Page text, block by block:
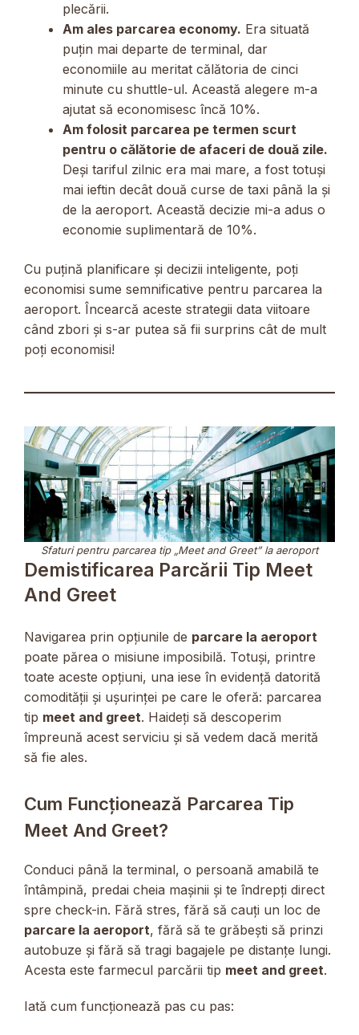
plecării.
Am ales parcarea economy. Era situată
puțin mai departe de terminal, dar
economiile au meritat călătoria de cinci
minute cu shuttle-ul. Această alegere m-a
ajutat să economisesc încă 10%.
Am folosit parcarea pe termen scurt
pentru o călătorie de afaceri de două zile.
Deși tariful zilnic era mai mare, a fost totuși
mai ieftin decât două curse de taxi până la și
de la aeroport. Această decizie mi-a adus o
economie suplimentară de 10%.
Cu puțină planificare și decizii inteligente, poți
economisi sume semnificative pentru parcarea la
aeroport. Încearcă aceste strategii data viitoare
când zbori și s-ar putea să fii surprins cât de mult
poți economisi!
Sfaturi pentru parcarea tip „Meet and Greet” la aeroport
Demistificarea Parcării Tip Meet
And Greet
Navigarea prin opțiunile de parcare la aeroport
poate părea o misiune imposibilă. Totuși, printre
toate aceste opțiuni, una iese în evidență datorită
comodității și ușurinței pe care le oferă: parcarea
tip meet and greet. Haideți să descoperim
împreună acest serviciu și să vedem dacă merită
să fie ales.
Cum Funcționează Parcarea Tip
Meet And Greet?
Conduci până la terminal, o persoană amabilă te
întâmpină, predai cheia mașinii și te îndrepți direct
spre check-in. Fără stres, fără să cauți un loc de
parcare la aeroport, fără să te grăbești să prinzi
autobuze și fără să tragi bagajele pe distanțe lungi.
Acesta este farmecul parcării tip meet and greet.
Iată cum funcționează pas cu pas: